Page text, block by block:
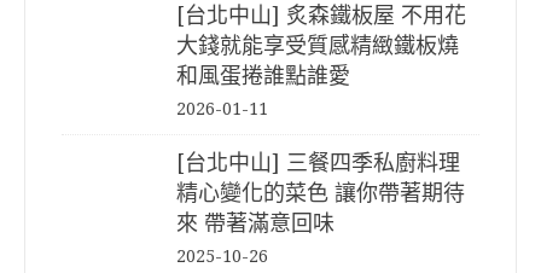
[台北中山] 炙森鐵板屋 不用花
大錢就能享受質感精緻鐵板燒
和風蛋捲誰點誰愛
2026-01-11
[台北中山] 三餐四季私廚料理
精心變化的菜色 讓你帶著期待
來 帶著滿意回味
2025-10-26